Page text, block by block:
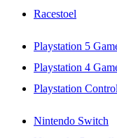
Racestoel
Playstation 5
Playstation 4
Playstation
Nintendo Switch